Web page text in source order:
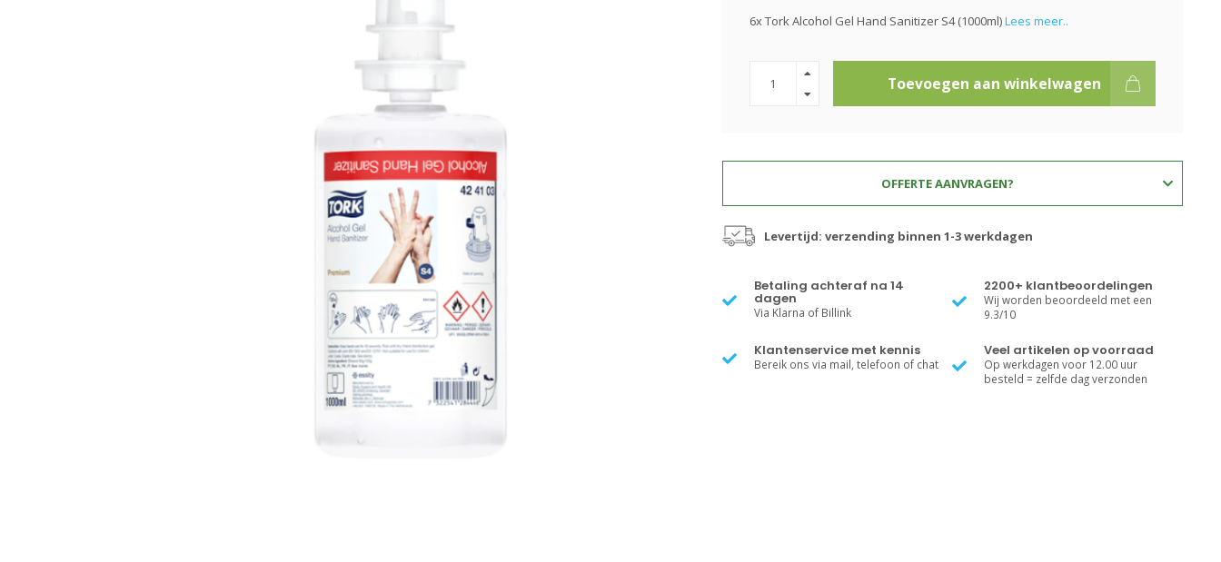
6x Tork Alcohol Gel Hand Sanitizer S4 (1000ml)Lees meer..
Toevoegen aan winkelwagen
OFFERTE AANVRAGEN?
Levertijd: verzending binnen 1-3 werkdagen
Betaling achteraf na 14
dagen
Via Klarna of Billink
2200+ klantbeoordelingen
Wij worden beoordeeld met een
9.3/10
Klantenservice met kennis
Bereik ons via mail, telefoon of chat
Veel artikelen op voorraad
Op werkdagen voor 12.00 uur
besteld = zelfde dag verzonden